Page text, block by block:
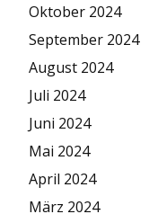
Oktober 2024
September 2024
August 2024
Juli 2024
Juni 2024
Mai 2024
April 2024
März 2024